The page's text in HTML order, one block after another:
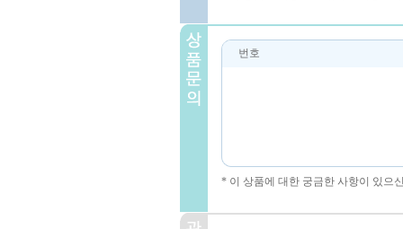
번호
* 이 상품에 대한 궁금한 사항이 있으